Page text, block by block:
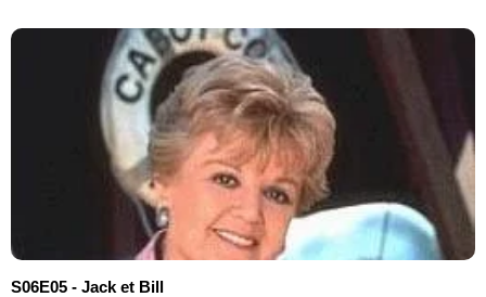
S06E05 - Jack et Bill